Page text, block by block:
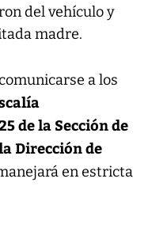
del vehículo y
madre.
a los
de la Sección de
Dirección de
en estricta